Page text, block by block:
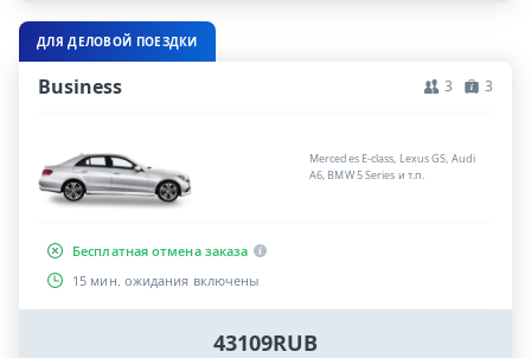
ДЛЯ ДЕЛОВОЙ ПОЕЗДКИ
Business 3 3
Mercedes E-class, Lexus GS, Audi
A6, BMW 5 Series и т.п.
Бесплатная отмена заказа
15 мин. ожидания включены
43109RUB